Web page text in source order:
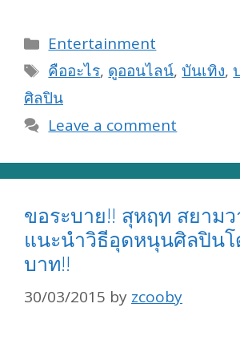
Categories
Entertainment
Tags
คืออะไร, ดูออนไลน์,บันเทิง,
ศิลปิน
Leave a comment
ขอระบาย!! สุหฤท สยามว
แนะนำวิธีอุดหนุนศิลปินโ
บาท!!
30/03/2015 by zcooby